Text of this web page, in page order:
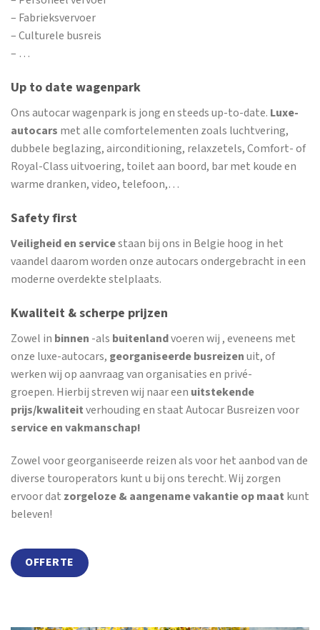
– Fabrieksvervoer
– Culturele busreis
– …
Up to date wagenpark
Ons autocar wagenpark is jong en steeds up-to-date. Luxe-
autocars met alle comfortelementen zoals luchtvering,
dubbele beglazing, airconditioning, relaxzetels, Comfort- of
Royal-Class uitvoering, toilet aan boord, bar met koude en
warme dranken, video, telefoon,…
Safety first
Veiligheid en servicestaan bij ons in Belgie hoog in het
vaandel daarom worden onze autocars ondergebracht in een
moderne overdekte stelplaats.
Kwaliteit & scherpe prijzen
Zowel in binnen -als buitenlandvoeren wij , eveneens met
onze luxe-autocars, georganiseerde busreizenuit, of
werken wij op aanvraag van organisaties en privé-
groepen. Hierbij streven wij naar een uitstekende
prijs/kwaliteitverhouding en staat Autocar Busreizen voor
service en vakmanschap!
Zowel voor georganiseerde reizen als voor het aanbod van de
diverse touroperators kunt u bij ons terecht. Wij zorgen
ervoor dat zorgeloze & aangename vakantie op maat kunt
beleven!
OFFERTE